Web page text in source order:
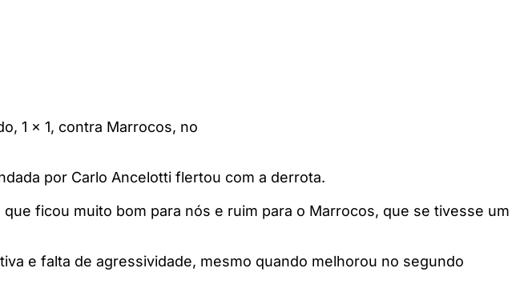
1 x 1, contra Marrocos, no
por Carlo Ancelotti flertou com a derrota.
ficou muito bom para nós e ruim para o Marrocos, que se tivesse um
e falta de agressividade, mesmo quando melhorou no segundo